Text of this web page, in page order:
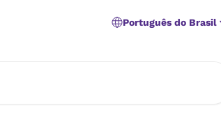
Português do Brasil